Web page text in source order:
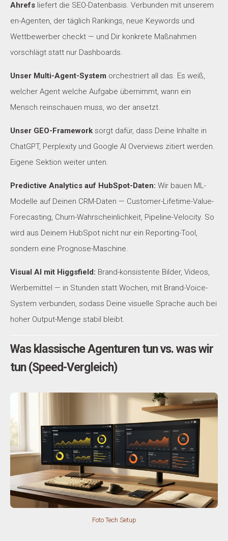
Ahrefs liefert die SEO-Datenbasis. Verbunden mit unserem
en-Agenten, der täglich Rankings, neue Keywords und
Wettbewerber checkt — und Dir konkrete Maßnahmen
vorschlägt statt nur Dashboards.
Unser Multi-Agent-System orchestriert all das. Es weiß,
welcher Agent welche Aufgabe übernimmt, wann ein
Mensch reinschauen muss, wo der ansetzt.
Unser GEO-Framework sorgt dafür, dass Deine Inhalte in
ChatGPT, Perplexity und Google AI Overviews zitiert werden.
Eigene Sektion weiter unten.
Predictive Analytics auf HubSpot-Daten: Wir bauen ML-
Modelle auf Deinen CRM-Daten — Customer-Lifetime-Value-
Forecasting, Churn-Wahrscheinlichkeit, Pipeline-Velocity. So
wird aus Deinem HubSpot nicht nur ein Reporting-Tool,
sondern eine Prognose-Maschine.
Visual AI mit Higgsfield: Brand-konsistente Bilder, Videos,
Werbemittel — in Stunden statt Wochen, mit Brand-Voice-
System verbunden, sodass Deine visuelle Sprache auch bei
hoher Output-Menge stabil bleibt.
Was klassische Agenturen tun vs. was wir
tun (Speed-Vergleich)
Foto Tech Setup